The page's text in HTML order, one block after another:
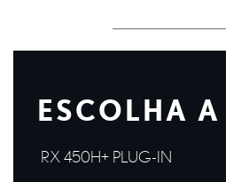
ESCOLHA
RX 450H+ PLUG-IN